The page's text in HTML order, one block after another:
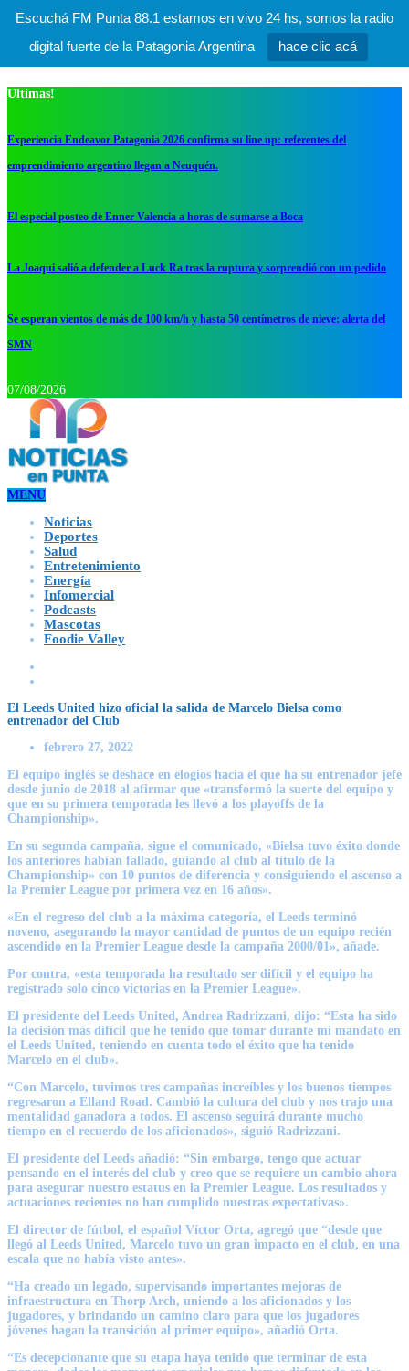
Escuchá FM Punta 88.1 estamos en vivo 24 hs, somos la radio
digital fuerte de la Patagonia Argentina
hace clic acá
Ultimas!
Experiencia Endeavor Patagonia 2026 confirma su line up: referentes del
emprendimiento argentino llegan a Neuquén.
El especial posteo de Enner Valencia a horas de sumarse a Boca
La Joaqui salió a defender a Luck Ra tras la ruptura y sorprendió con un pedido
Se esperan vientos de más de 100 km/h y hasta 50 centímetros de nieve: alerta del
SMN
07/08/2026
MENU
Noticias
Deportes
Salud
Entretenimiento
Energía
Infomercial
Podcasts
Mascotas
Foodie Valley
El Leeds United hizo oficial la salida de Marcelo Bielsa como
entrenador del Club
febrero 27, 2022
El equipo inglés se deshace en elogios hacia el que ha su entrenador jefe
desde junio de 2018 al afirmar que «transformó la suerte del equipo y
que en su primera temporada les llevó a los playoffs de la
Championship».
En su segunda campaña, sigue el comunicado, «Bielsa tuvo éxito donde
los anteriores habían fallado, guiando al club al título de la
Championship» con 10 puntos de diferencia y consiguiendo el ascenso a
la Premier League por primera vez en 16 años».
«En el regreso del club a la máxima categoría, el Leeds terminó
noveno, asegurando la mayor cantidad de puntos de un equipo recién
ascendido en la Premier League desde la campaña 2000/01», añade.
Por contra, «esta temporada ha resultado ser difícil y el equipo ha
registrado solo cinco victorias en la Premier League».
El presidente del Leeds United, Andrea Radrizzani, dijo: “Esta ha sido
la decisión más difícil que he tenido que tomar durante mi mandato en
el Leeds United, teniendo en cuenta todo el éxito que ha tenido
Marcelo en el club».
“Con Marcelo, tuvimos tres campañas increíbles y los buenos tiempos
regresaron a Elland Road. Cambió la cultura del club y nos trajo una
mentalidad ganadora a todos. El ascenso seguirá durante mucho
tiempo en el recuerdo de los aficionados», siguió Radrizzani.
El presidente del Leeds añadió: “Sin embargo, tengo que actuar
pensando en el interés del club y creo que se requiere un cambio ahora
para asegurar nuestro estatus en la Premier League. Los resultados y
actuaciones recientes no han cumplido nuestras expectativas».
El director de fútbol, el español Víctor Orta, agregó que “desde que
llegó al Leeds United, Marcelo tuvo un gran impacto en el club, en una
escala que no había visto antes».
“Ha creado un legado, supervisando importantes mejoras de
infraestructura en Thorp Arch, uniendo a los aficionados y los
jugadores, y brindando un camino claro para que los jugadores
jóvenes hagan la transición al primer equipo», añadió Orta.
“Es decepcionante que su etapa haya tenido que terminar de esta